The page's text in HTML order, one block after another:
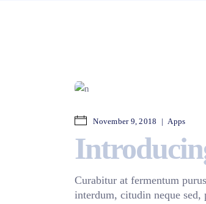
November 9, 2018 Apps
Curabitur at fermentum
interdum, citudin neque sed,